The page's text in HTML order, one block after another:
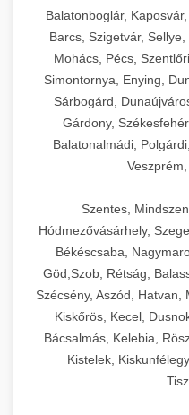
Balatonboglár,
Barcs, Szigetvár,
Mohács, Pécs,
Simontornya, Enying,
Sárbogárd,
Gárdony,
Balatonalmádi,
Szentes,
Hódmezővásárhely,
Békéscsaba,
Göd,Szob, Rétság,
Szécsény, Aszód, Hatvan,
Kiskőrös, Kecel,
Bácsalmás, Kelebia,
Kistelek,